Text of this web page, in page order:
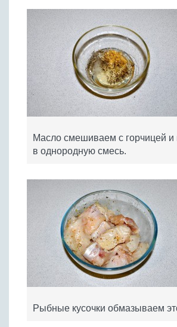
Масло смешиваем с горчицей и
в однородную смесь.
Рыбные кусочки обмазываем